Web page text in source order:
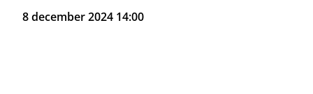
8 december 2024 14:00